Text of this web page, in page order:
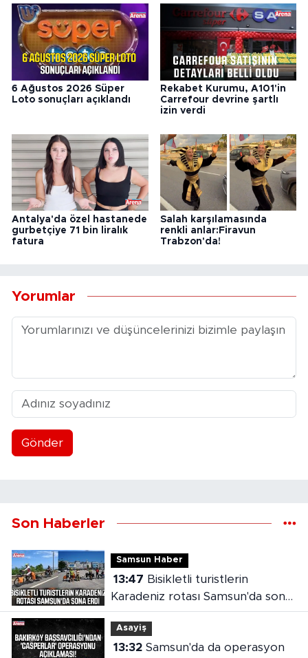
6 Ağustos 2026 Süper
Loto sonuçları açıklandı
Rekabet Kurumu, A101'in
Carrefour devrine şartlı
izin verdi
Antalya'da özel hastanede
gurbetçiye 71 bin liralık
fatura
Salah karşılamasında
renkli anlar:Firavun
Trabzon'da!
Yorumlar
Gönder
Son Haberler
Samsun Haber
13:47
Karadeniz rotası Samsun'da sona
erdi
Asayiş
13:32Samsun'da da operasyon